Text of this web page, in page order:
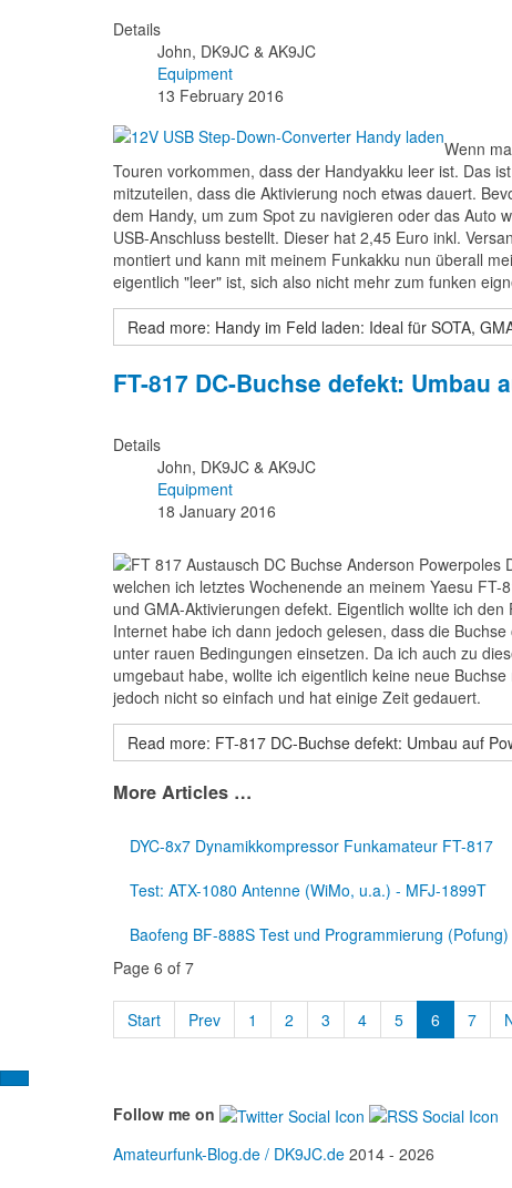
Details
John, DK9JC & AK9JC
Equipment
13 February 2016
Wenn
Touren vorkommen, dass der Handyakku leer ist. Das
mitzuteilen, dass die Aktivierung noch etwas dauert.
dem Handy, um zum Spot zu navigieren oder das Auto
USB-Anschluss bestellt. Dieser hat 2,45 Euro inkl.
montiert und kann mit meinem Funkakku nun überall
eigentlich "leer" ist, sich also nicht mehr zum funken
Read more: Handy im Feld laden: Ideal für SOTA,
FT-817 DC-Buchse defekt: Umbau
Details
John, DK9JC & AK9JC
Equipment
18 January 2016
welchen ich letztes Wochenende an meinem Yaesu
und GMA-Aktivierungen defekt. Eigentlich wollte ich
Internet habe ich dann jedoch gelesen, dass die
unter rauen Bedingungen einsetzen. Da ich auch zu
umgebaut habe, wollte ich eigentlich keine neue
jedoch nicht so einfach und hat einige Zeit gedauert.
Read more: FT-817 DC-Buchse defekt: Umbau auf
More Articles …
DYC-8x7 Dynamikkompressor Funkamateur FT-817
Test: ATX-1080 Antenne (WiMo, u.a.) - MFJ-1899T
Baofeng BF-888S Test und Programmierung (Pofung)
Page 6 of 7
Start Prev 1 2 3 4 5 6 7
Follow me on
Amateurfunk-Blog.de / DK9JC.de 2014 - 2026